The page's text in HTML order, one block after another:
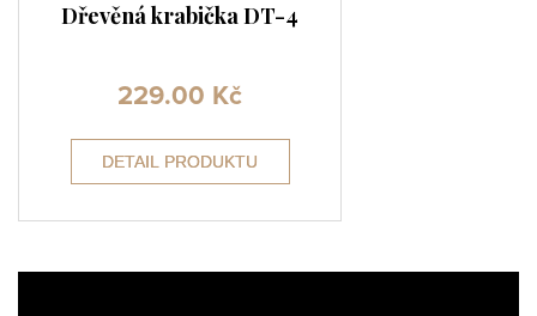
Dřevěná krabička DT-4
229.00 Kč
DETAIL PRODUKTU